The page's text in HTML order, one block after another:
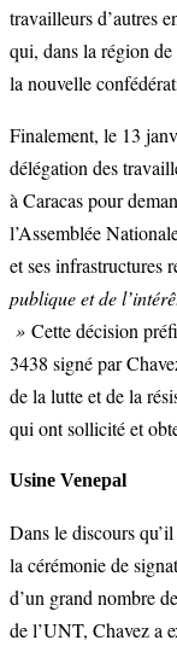
travailleurs d’autres
qui, dans la région
la nouvelle
Finalement, le 13
délégation des
à Caracas pour
l’Assemblée
et ses infrastructures
publique et de
» Cette décision
3438 signé par
de la lutte et de la
qui ont sollicité et
Usine Venepal
Dans le discours
la cérémonie de
d’un grand nombre
de l’UNT, Chavez a